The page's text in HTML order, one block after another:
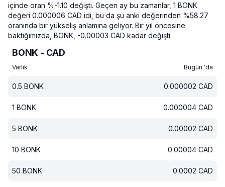
içinde oran %-1.10 değişti. Geçen ay bu zamanlar, 1 BONK
değeri 0.000006 CAD idi, bu da şu anki değerinden %58.27
oranında bir yükseliş anlamına geliyor. Bir yıl öncesine
baktığımızda, BONK, -0.00003 CAD kadar değişti.
BONK - CAD
Varlık Bugün 'da
0.5 BONK 0.000002 CAD
1 BONK 0.000004 CAD
5 BONK 0.00002 CAD
10 BONK 0.00004 CAD
50 BONK 0.0002 CAD